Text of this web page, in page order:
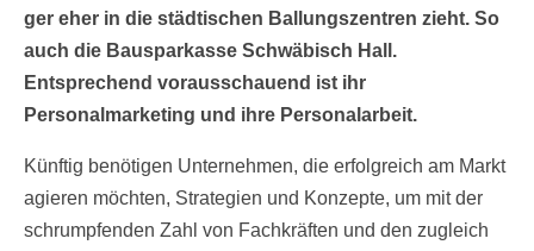
ger eher in die städtischen Ballungszentren zieht. So
auch die Bausparkasse Schwäbisch Hall.
Entsprechend vorausschauend ist ihr
Personalmarketing und ihre Personalarbeit.
Künftig benötigen Unternehmen, die erfolgreich am Markt
agieren möchten, Strategien und Konzepte, um mit der
schrumpfenden Zahl von Fachkräften und den zugleich